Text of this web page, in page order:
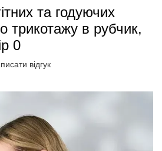
та годуючих
трикотажу в рубчик,
0
відгук